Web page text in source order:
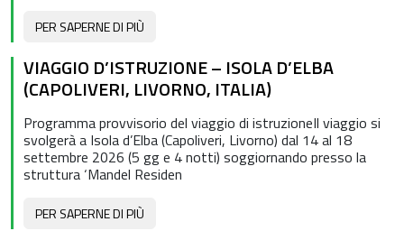
PER SAPERNE DI PIÙ
VIAGGIO D’ISTRUZIONE – ISOLA D’ELBA
(CAPOLIVERI, LIVORNO, ITALIA)
Programma provvisorio del viaggio di istruzioneIl viaggio si
svolgerà a Isola d’Elba (Capoliveri, Livorno) dal 14 al 18
settembre 2026 (5 gg e 4 notti) soggiornando presso la
struttura ‘Mandel Residen
PER SAPERNE DI PIÙ